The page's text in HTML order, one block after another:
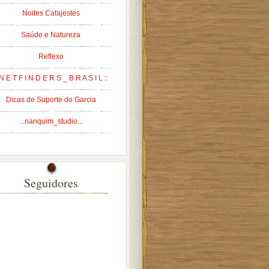
Noites Cafajestes
Saúde e Natureza
Reflexo
E T F I N D E R S _ B R A S I L ::
Dicas de Suporte do Garcia
...nanquim_studio...
Seguidores